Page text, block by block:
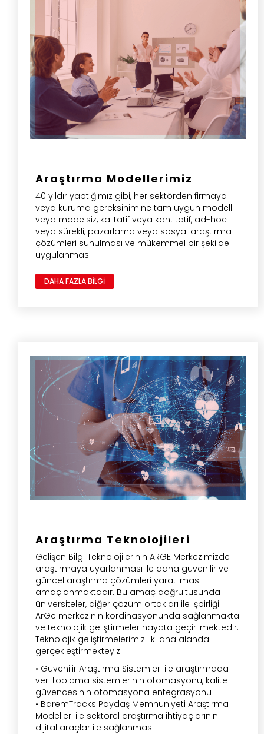
Araştırma Modellerimiz
40 yıldır yaptığımız gibi, her sektörden firmaya
veya kuruma gereksinimine tam uygun modelli
veya modelsiz, kalitatif veya kantitatif, ad-hoc
veya sürekli, pazarlama veya sosyal araştırma
çözümleri sunulması ve mükemmel bir şekilde
uygulanması
DAHA FAZLA BİLGİ
Araştırma Teknolojileri
Gelişen Bilgi Teknolojilerinin ARGE Merkezimizde
araştırmaya uyarlanması ile daha güvenilir ve
güncel araştırma çözümleri yaratılması
amaçlanmaktadır. Bu amaç doğrultusunda
üniversiteler, diğer çözüm ortakları ile işbirliği
ArGe merkezinin kordinasyonunda sağlanmakta
ve teknolojik geliştirmeler hayata geçirilmektedir.
Teknolojik geliştirmelerimizi iki ana alanda
gerçekleştirmekteyiz:
• Güvenilir Araştırma Sistemleri ile araştırmada
veri toplama sistemlerinin otomasyonu, kalite
güvencesinin otomasyona entegrasyonu
• BaremTracks Paydaş Memnuniyeti Araştırma
Modelleri ile sektörel araştırma ihtiyaçlarının
dijital araçlar ile sağlanması